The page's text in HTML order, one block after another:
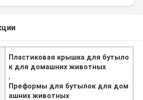
Пластиковая крышка для бутыло
к для домашних животных
,
Преформы для бутылок для дом
ашних животных